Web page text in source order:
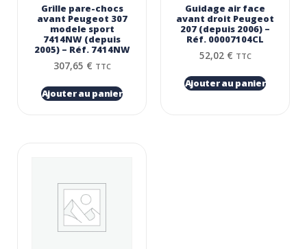
Grille pare-chocs
avant Peugeot 307
modele sport
7414NW (depuis
2005) – Réf. 7414NW
307,65 € TTC
Ajouter au panier
Guidage air face
avant droit Peugeot
207 (depuis 2006) –
Réf. 00007104CL
52,02 € TTC
Ajouter au panier